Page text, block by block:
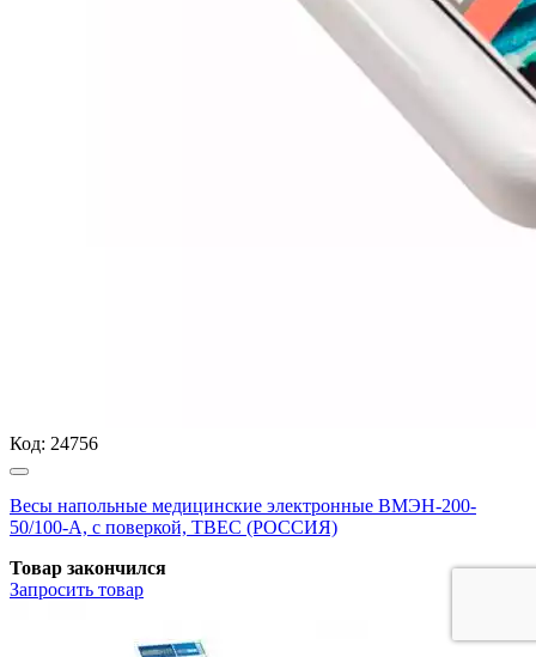
Код: 24756
Весы напольные медицинские электронные ВМЭН-200-
50/100-А, с поверкой, ТВЕС (РОССИЯ)
Товар закончился
Запросить товар